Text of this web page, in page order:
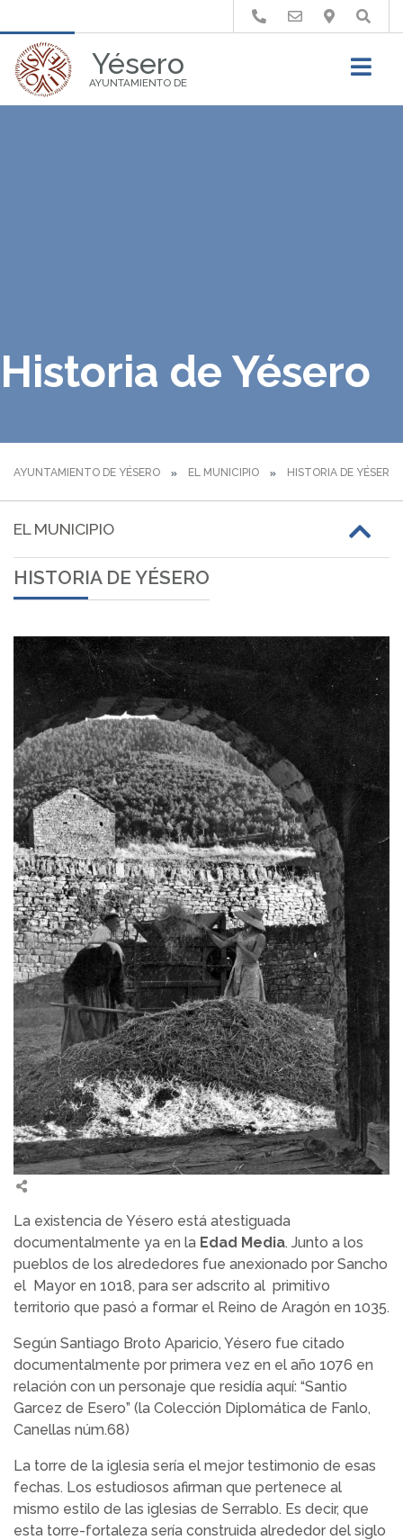
Yésero
AYUNTAMIENTO DE
Buscar
Historia de Yésero
AYUNTAMIENTO DE YÉSERO EL MUNICIPIO HISTORIA DE YÉSERO
EL MUNICIPIO
HISTORIA DE YÉSERO
La existencia de Yésero está atestiguada
documentalmente ya en la Edad Media. Junto a los
pueblos de los alrededores fue anexionado por Sancho
el Mayor en 1018, para ser adscrito al primitivo
territorio que pasó a formar el Reino de Aragón en 1035.
Según Santiago Broto Aparicio, Yésero fue citado
documentalmente por primera vez en el año 1076 en
relación con un personaje que residía aquí: “Santio
Garcez de Esero” (la Colección Diplomática de Fanlo,
Canellas núm.68)
La torre de la iglesia sería el mejor testimonio de esas
fechas. Los estudiosos afirman que pertenece al
mismo estilo de las iglesias de Serrablo. Es decir, que
esta torre-fortaleza sería construida alrededor del siglo